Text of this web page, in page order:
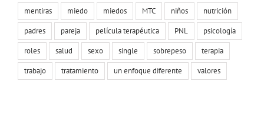
mentiras
miedo miedos MTC niños
nutrición
padres
pareja película terapéutica PNL
psicología
roles
salud sexo single sobrepeso
terapia
trabajo
tratamiento un enfoque diferente valores